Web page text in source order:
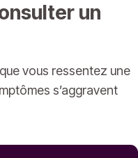
un
vous ressentez une
s’aggravent